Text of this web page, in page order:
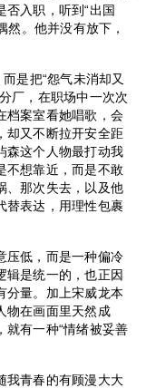
入职，听到“出国
然。他并没有放下，
是把“怨气未消却又
厂，在职场中一次次
档案室看她唱歌，会
却又不断拉开安全距
森这个人物最打动我
不想靠近，而是不敢
那次失去，以及他
替表达，用理性包裹
压低，而是一种偏冷
辑是统一的，也正因
分量。加上宋威龙本
物在画面里天然成
就有一种“情绪被妥善
我青春的有顾漫大大